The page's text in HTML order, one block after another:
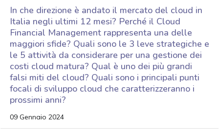
In che direzione è andato il mercato del cloud in
Italia negli ultimi 12 mesi? Perché il Cloud
Financial Management rappresenta una delle
maggiori sfide? Quali sono le 3 leve strategiche e
le 5 attività da considerare per una gestione dei
costi cloud matura? Qual è uno dei più grandi
falsi miti del cloud? Quali sono i principali punti
focali di sviluppo cloud che caratterizzeranno i
prossimi anni?
09 Gennaio 2024